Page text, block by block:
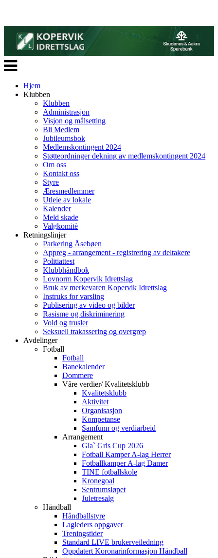
Veksle
navigasjon
Hjem
Klubben
Klubben
Administrasjon
Visjon og målsetting
Bli Medlem
Jubileumsbok
Medlemskontingent 2024
Støtteordninger dekning av medlemskontingent 2024
Om oss
Kontakt oss
Styre
Æresmedlemmer
Utleie av lokale
Kalender
Meld skade
Valgkomitè
Retningslinjer
Parkering Åsebøen
Appreg - arrangement - registrering av deltakere
Politiattest
Klubbhåndbok
Lovnorm Kopervik Idrettslag
Bruk av merkevaren Kopervik Idrettslag
Instruks for varsling
Publisering av video og bilder
Rasisme og diskriminering
Vold og trusler
Seksuell trakassering og overgrep
Avdelinger
Fotball
Fotball
Banekalender
Dommere
Våre verdier/ Kvalitetsklubb
Kvalitetsklubb
Aktivitet
Organisasjon
Kompetanse
Samfunn og verdiarbeid
Arrangement
Gla` Gris Cup 2026
Fotball Kamper A-lag Herrer
Fotballkamper A-lag Damer
TINE fotballskole
Kronegoal
Sentrumsløpet
Juletresalg
Håndball
Håndballstyre
Lagleders oppgaver
Treningstider
Standard LIVE brukerveiledning
Oppdatert Koronarinformasjon Håndball